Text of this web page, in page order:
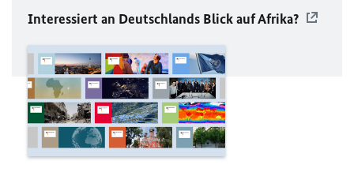
Interessiert an Deutschlands Blick auf Afrika?